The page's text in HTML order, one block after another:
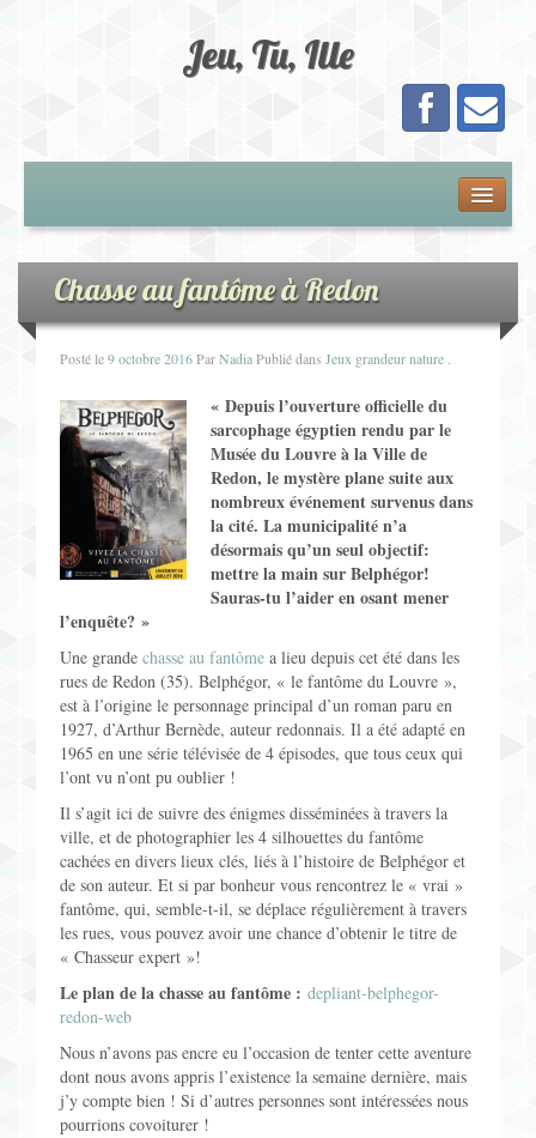
Jeu, Tu, Ille
Adhésion
Calendrier
Les Jeux
Jeux de Plateau
Jeux de Cartes
Jeux pour Enfants
Jeux de Rôle
Contact
Chasse au fantôme à Redon
Posté le9 octobre 2016ParNadiaPublié dans Jeux grandeur nature
« Depuis l’ouverture officielle du
sarcophage égyptien rendu par le
Musée du Louvre à la Ville de
Redon, le mystère plane suite aux
nombreux événement survenus dans
la cité. La municipalité n’a
désormais qu’un seul objectif:
mettre la main sur Belphégor!
Sauras-tu l’aider en osant mener
l’enquête? »
Une grande chasse au fantôme a lieu depuis cet été dans les
rues de Redon (35). Belphégor, « le fantôme du Louvre »,
est à l’origine le personnage principal d’un roman paru en
1927, d’Arthur Bernède, auteur redonnais. Il a été adapté en
1965 en une série télévisée de 4 épisodes, que tous ceux qui
l’ont vu n’ont pu oublier !
Il s’agit ici de suivre des énigmes disséminées à travers la
ville, et de photographier les 4 silhouettes du fantôme
cachées en divers lieux clés, liés à l’histoire de Belphégor et
de son auteur. Et si par bonheur vous rencontrez le « vrai »
fantôme, qui, semble-t-il, se déplace régulièrement à travers
les rues, vous pouvez avoir une chance d’obtenir le titre de
« Chasseur expert »!
Le plan de la chasse au fantôme : depliant-belphegor-
redon-web
Nous n’avons pas encre eu l’occasion de tenter cette aventure
dont nous avons appris l’existence la semaine dernière, mais
j’y compte bien ! Si d’autres personnes sont intéressées nous
pourrions covoiturer !